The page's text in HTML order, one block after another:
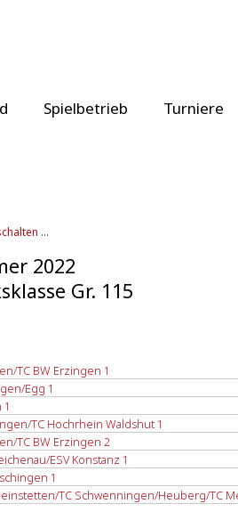
Spielbetrieb Turniere
...
2022
Gr. 115
TC BW Erzingen 1
Egg 1
TC Hochrhein Waldshut 1
TC BW Erzingen 2
ESV Konstanz 1
1
TC Schwenningen/Heuberg/TC